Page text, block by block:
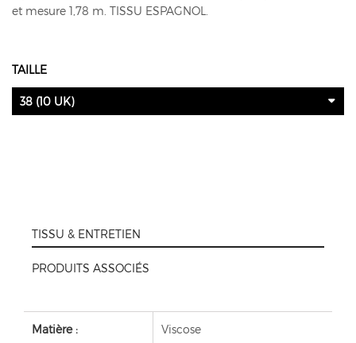
et mesure 1,78 m. TISSU ESPAGNOL.
TAILLE
38 (10 UK)
TISSU & ENTRETIEN
PRODUITS ASSOCIÉS
Matière : Viscose